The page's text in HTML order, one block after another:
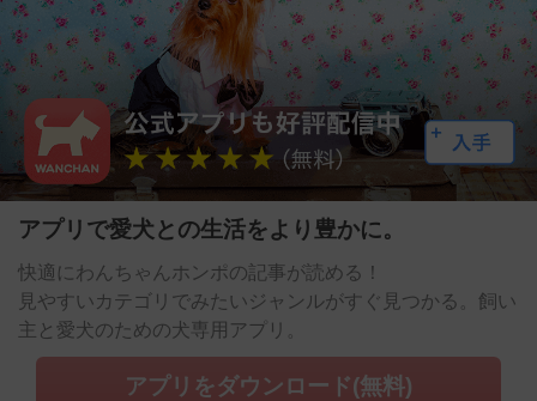
アプリで愛犬との生活をより豊かに。
快適にわんちゃんホンポの記事が読める！
見やすいカテゴリでみたいジャンルがすぐ見つかる。飼い
主と愛犬のための犬専用アプリ。
アプリをダウンロード(無料)